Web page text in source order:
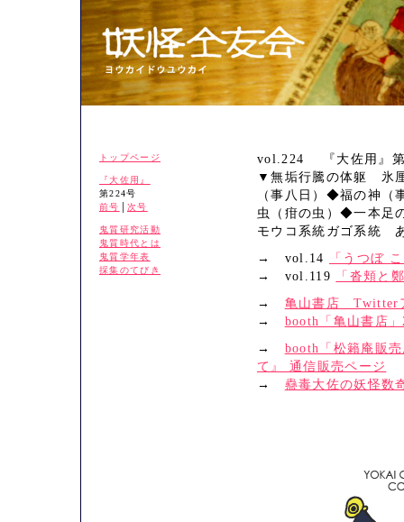
トップページ
『大佐用』
第224号
前号
│次号
鬼質研究活動
鬼質時代とは
鬼質学年表
採集のてびき
vol.224 『大佐用』第
▼無垢行騰の体躯 氷
（事八日）◆福の神
虫（疳の虫）◆一本足
モウコ系統ガゴ系統
→ vol.14
「うつぼ
→ vol.119
「沓頬と
→ 亀山書店 Twitter
→ booth「亀山書店
→ booth「松籟庵販
て』 通信販売ページ
→ 蠱毒大佐の妖怪数